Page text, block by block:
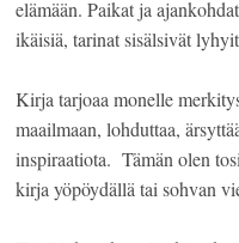
elämään. Paikat ja
ikäisiä, tarinat sisälsivät
Kirja tarjoaa monelle
maailmaan, lohduttaa,
inspiraatiota. Tämän olen
kirja yöpöydällä tai sohvan